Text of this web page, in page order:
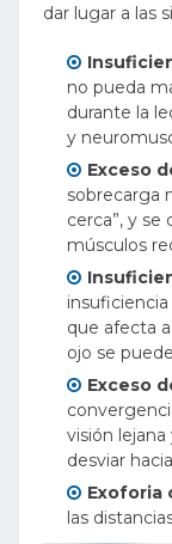
dar lugar a las
no pueda
durante la
y
Exceso
sobrecarga
cerca”, y se
músculos
que afecta
ojo se
Exceso
visión
desviar
Exoforia
las